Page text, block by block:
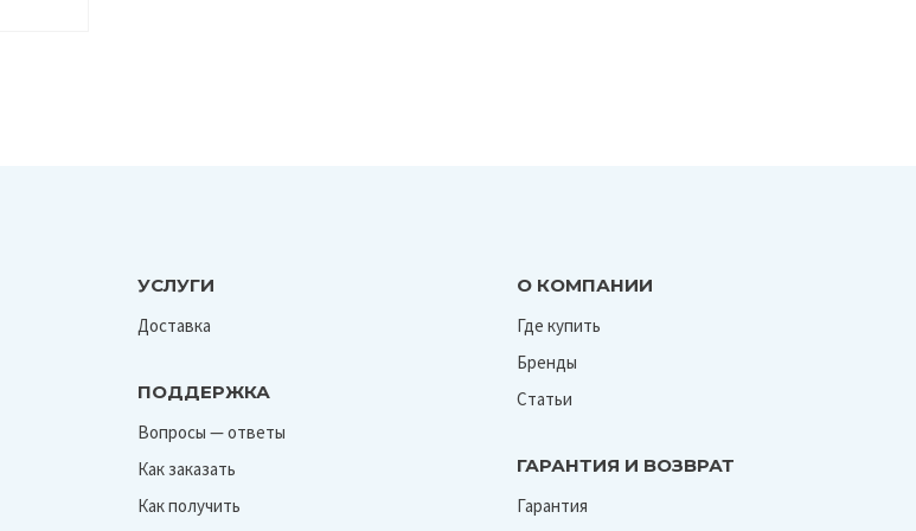
УСЛУГИ
Доставка
ПОДДЕРЖКА
Вопросы — ответы
Как заказать
Как получить
О КОМПАНИИ
Где купить
Бренды
Статьи
ГАРАНТИЯ И ВОЗВРАТ
Гарантия